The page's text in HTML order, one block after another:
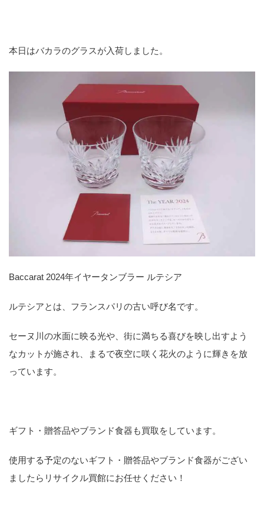
本日はバカラのグラスが入荷しました。
Baccarat 2024年イヤータンブラー ルテシア
ルテシアとは、フランスパリの古い呼び名です。
セーヌ川の水面に映る光や、街に満ちる喜びを映し出すよう
なカットが施され、まるで夜空に咲く花火のように輝きを放
っています。
ギフト・贈答品やブランド食器も買取をしています。
使用する予定のないギフト・贈答品やブランド食器がござい
ましたらリサイクル買館にお任せください！